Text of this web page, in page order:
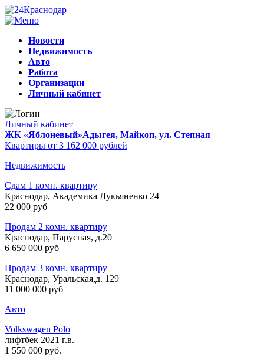
Новости
Недвижимость
Авто
Работа
Организации
Личный кабинет
Личный кабинет
ЖК «Яблоневый»Адыгея, Майкоп, ул. Степная
Квартиры от 3 162 000 рублей
Недвижимость
Сдам 1 комн. квартиру
Краснодар, Академика Лукьяненко 24
22 000 руб
Продам 2 комн. квартиру
Краснодар, Парусная, д.20
6 650 000 руб
Продам 3 комн. квартиру
Краснодар, Уральская,д. 129
11 000 000 руб
Авто
Volkswagen Polo
лифтбек 2021 г.в.
1 550 000 руб.